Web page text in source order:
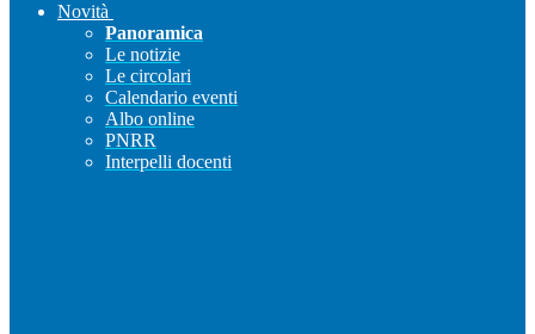
Novità
Panoramica
Le notizie
Le circolari
Calendario eventi
Albo online
PNRR
Interpelli docenti